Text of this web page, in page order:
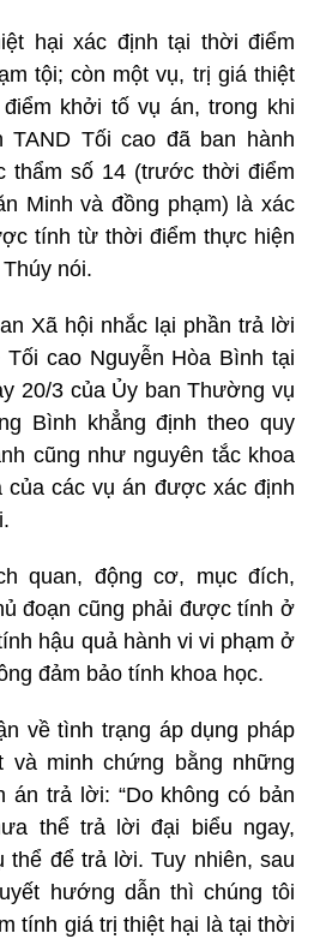
hại xác định tại thời điểm
tội; còn một vụ, trị giá thiệt
khởi tố vụ án, trong khi
TAND Tối cao đã ban hành
thẩm số 14 (trước thời điểm
Minh và đồng phạm) là xác
tính từ thời điểm thực hiện
nói.
Xã hội nhắc lại phần trả lời
cao Nguyễn Hòa Bình tại
20/3 của Ủy ban Thường vụ
Bình khẳng định theo quy
cũng như nguyên tắc khoa
của các vụ án được xác định
quan, động cơ, mục đích,
đoạn cũng phải được tính ở
hậu quả hành vi vi phạm ở
đảm bảo tính khoa học.
về tình trạng áp dụng pháp
và minh chứng bằng những
án trả lời: “Do không có bản
thể trả lời đại biểu ngay,
thể để trả lời. Tuy nhiên, sau
hướng dẫn thì chúng tôi
tính giá trị thiệt hại là tại thời